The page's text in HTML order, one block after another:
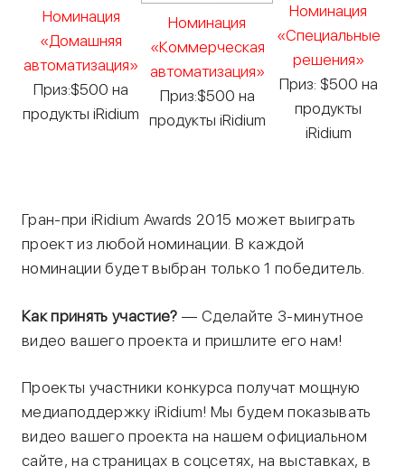
Номинация
«Домашняя
автоматизация»
Приз:$500 на
продукты iRidium
Номинация
«Коммерческая
автоматизация»
Приз:$500 на
продукты iRidium
Номинация
«Специальные
решения»
Приз: $500 на
продукты
iRidium
Гран-при iRidium Awards 2015 может выиграть
проект из любой номинации. В каждой
номинации будет выбран только 1 победитель.
Как принять участие? — Сделайте 3-минутное
видео вашего проекта и пришлите его нам!
Проекты участники конкурса получат мощную
медиаподдержку iRidium! Мы будем показывать
видео вашего проекта на нашем официальном
сайте, на страницах в соцсетях, на выставках, в